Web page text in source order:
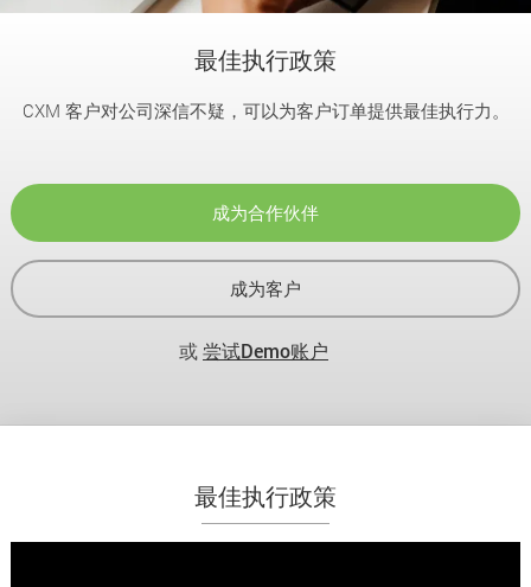
最佳执行政策
CXM 客户对公司深信不疑，可以为客户订单提供最佳执行力。
成为合作伙伴
成为客户
或尝试Demo账户
最佳执行政策